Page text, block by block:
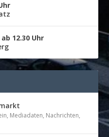
12.30 Uhr
, Mediadaten, Nachrichten,